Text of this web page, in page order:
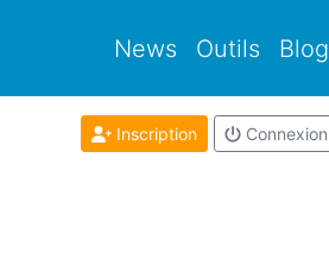
News Outils Blog
Inscription Connexion